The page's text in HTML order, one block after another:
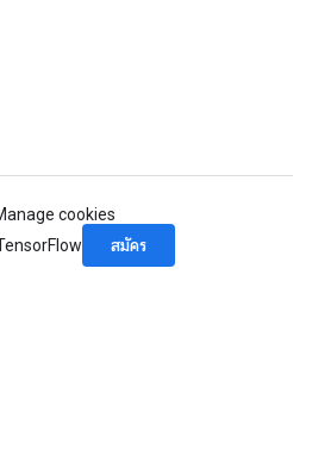
cookies
สมัคร